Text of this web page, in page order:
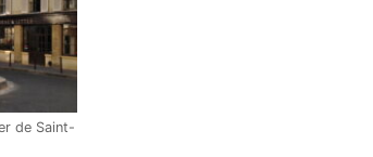
de Saint-